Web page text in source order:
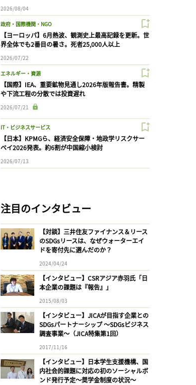
2026/08/04
政府・国際機関・NGO
【ヨーロッパ】6月熱波、観測史上最高記録を更新。世
界全体でも2番目の暑さ。死者25,000人以上
2026/07/22
エネルギー・資源
【国際】IEA、重要鉱物見通し2026年版報告書。精製
や下流工程の分散では投資遅れ
2026/07/21
IT・ビジネスサービス
【日本】KPMGら、経済安全保障・地政学リスクサー
ベイ2026発表。約6割が中国縮小検討
2026/07/13
注目のインタビュー
【対談】三井住友ファイナンス＆リース
のSDGsリースは、なぜウォーターエイ
ドを寄付先に選んだのか？
2024/04/24
【インタビュー】CSRアジア赤羽氏「日
本企業の課題は『報告』」
2015/08/03
【インタビュー】JICAが目指す企業との
SDGsパートナーシップ 〜SDGsビジネス
調査事業〜（JICA特集第1回）
2017/11/16
【インタビュー】日本学生支援機構、国
内社会的課題に対応の初のソーシャルボ
ンド発行予定〜奨学金制度の状況〜